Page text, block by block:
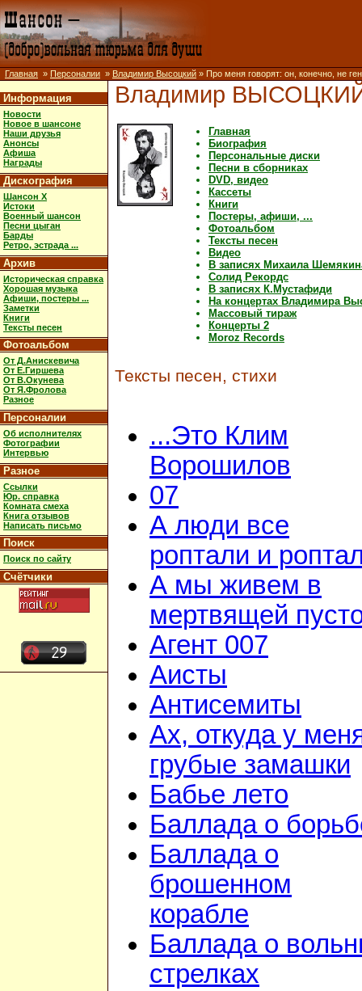
Главная » Персоналии » Владимир Высоцкий » Про меня говорят: он, конечно, не
Информация
Новости
Новое в шансоне
Наши друзья
Анонсы
Афиша
Награды
Дискография
Шансон X
Истоки
Военный шансон
Песни цыган
Барды
Ретро, эстрада ...
Архив
Историческая справка
Хорошая музыка
Афиши, постеры ...
Заметки
Книги
Тексты песен
Фотоальбом
От Д.Анискевича
От Е.Гиршева
От В.Окунева
От Я.Фролова
Разное
Персоналии
Об исполнителях
Фотографии
Интервью
Разное
Ссылки
Юр. справка
Комната смеха
Книга отзывов
Написать письмо
Поиск
Поиск по сайту
Счётчики
Владимир
Главная
Биография
Персональные диски
Песни в сборниках
DVD, видео
Кассеты
Книги
Постеры, афиши, ...
Фотоальбом
Тексты песен
Видео
В записях Михаила
Солид Рекордс
В записях К.Мустафиди
На концертах Владимира
Массовый тираж
Концерты 2
Moroz Records
Тексты песен, стихи
...Это Клим
Ворошилов
07
А люди все
роптали и
А мы живем в
мертвящей
Агент 007
Аисты
Антисемиты
Ах, откуда у
грубые замашки
Бабье лето
Баллада о
Баллада о
брошенном
корабле
Баллада о
стрелках